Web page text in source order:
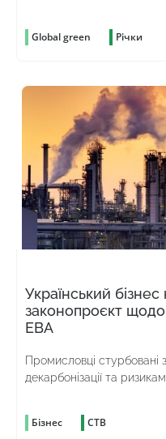
Global green Річки
Український
законопроєкт
ЕВА
Промисловці
декарбонізації та
Бізнес СТВ